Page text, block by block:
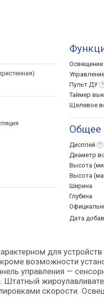
Освещение
Пульт ДУ
Таймер
Щелевое
Общее
Дисплей
Диаметр
Высота
Высота
Ширина
Глубина
Дата
возможности
управления —
Штатный
скорости.